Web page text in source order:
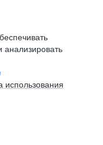
анализировать
использования